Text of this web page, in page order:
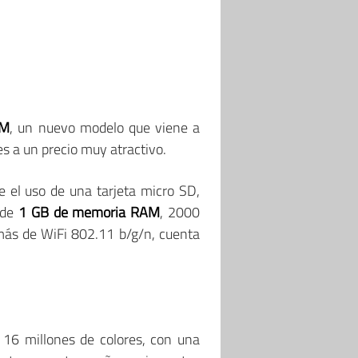
, un nuevo modelo que viene a
a un precio muy atractivo.
uso de una tarjeta micro SD,
1 GB de memoria RAM, 2000
de WiFi 802.11 b/g/n, cuenta
millones de colores, con una